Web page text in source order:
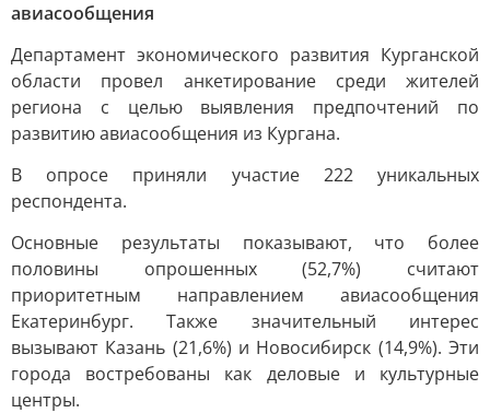
авиасообщения
Департамент экономического развития Курганской
области провел анкетирование среди жителей
региона с целью выявления предпочтений по
развитию авиасообщения из Кургана.
В опросе приняли участие 222 уникальных
респондента.
Основные результаты показывают, что более
половины опрошенных (52,7%) считают
приоритетным направлением авиасообщения
Екатеринбург. Также значительный интерес
вызывают Казань (21,6%) и Новосибирск (14,9%). Эти
города востребованы как деловые и культурные
центры.